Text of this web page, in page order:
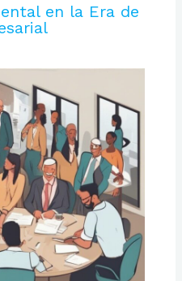
en la Era de